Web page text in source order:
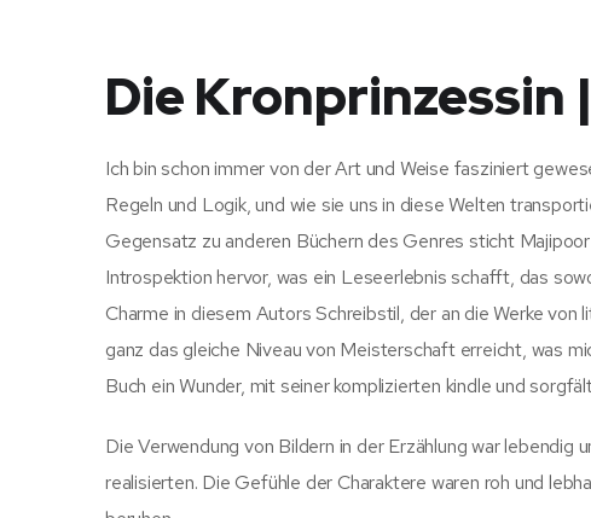
Die Kronprinzessin
Ich bin schon immer von der Art und Weise fasziniert
Regeln und Logik, und wie sie uns in diese Welten
Gegensatz zu anderen Büchern des Genres sticht
Introspektion hervor, was ein Leseerlebnis schafft, das
Charme in diesem Autors Schreibstil, der an die Werke
ganz das gleiche Niveau von Meisterschaft erreicht, was
Buch ein Wunder, mit seiner komplizierten kindle und
Die Verwendung von Bildern in der Erzählung war
realisierten. Die Gefühle der Charaktere waren roh und